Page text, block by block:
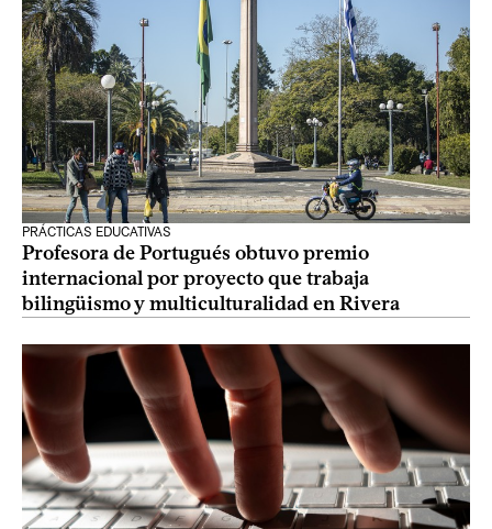
PRÁCTICAS EDUCATIVAS
Profesora de Portugués obtuvo premio
internacional por proyecto que trabaja
bilingüismo y multiculturalidad en Rivera